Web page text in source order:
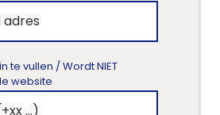
te vullen / Wordt NIET
website